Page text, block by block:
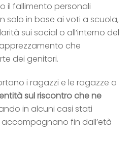
il fallimento personali
solo in base ai voti a scuola,
sui social o all’interno del
che
dei genitori.
i ragazzi e le ragazze a
sul riscontro che ne
in alcuni casi stati
accompagnano fin dall’età